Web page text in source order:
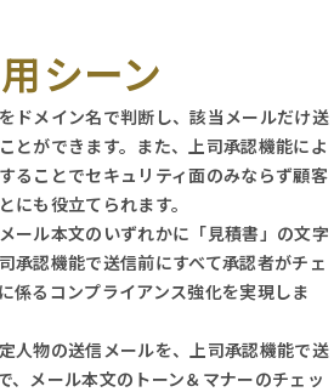
シーン
ドメイン名で判断し、該当メールだけ送
とができます。また、上司承認機能によ
ることでセキュリティ面のみならず顧客
にも役立てられます。
ール本文のいずれかに「見積書」の文字
承認機能で送信前にすべて承認者がチェ
係るコンプライアンス強化を実現しま
人物の送信メールを、上司承認機能で送
、メール本文のトーン＆マナーのチェッ